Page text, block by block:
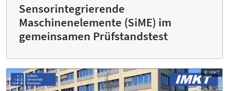
Sensorintegrierende
Maschinenelemente (SiME) im
gemeinsamen Prüfstandstest
© IMKT